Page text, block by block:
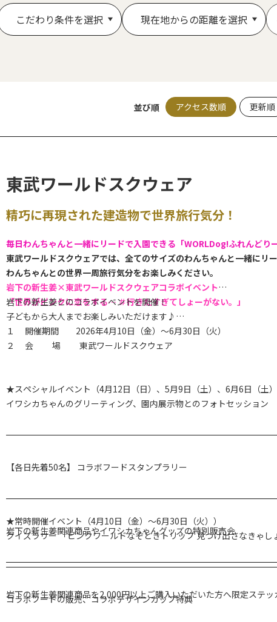
こだわり条件を選択 現在地からの距離を選択
並び順 アクセス数順 更新順
東武ワールドスクウェア
精巧に再現された建造物で世界旅行気分！
毎日わんちゃんと一緒にリードで入園できる「WORLDog!ふれんどりー
東武ワールドスクウェアでは、全てのサイズのわんちゃんと一緒にリ
わんちゃんとの世界一周旅行気分をお楽しみください。
岩下の新生姜×東武ワールドスクウェアコラボイベント
「世界がピンクに恋をする… ＃行きたすぎてしょーがない。」
岩下の新生姜とのコラボイベントを開催！
子どもから大人までお楽しみいただけます♪
１ 開催期間 2026年4月10日（金）～6月30日（火）
２ 会 場 東武ワールドスクウェア
★スペシャルイベント（4月12日（日）、5月9日（土）、6月6日（土）
イワシカちゃんのグリーティング、園内展示物とのフォトセッション
【各日先着50名】 コラボフードスタンプラリー
岩下の新生姜関連商品やイワシカちゃんグッズの特別販売会
岩下の新生姜関連商品を2,000円以上ご購入いただいた方へ限定ステッ
★常時開催イベント（4月10日（金）～6月30日（火））
クイズラリー 「ピンクワールドなぞときトリップ 見つけ出さなきゃし
コラボフードの販売、コラボデザインカップ特典